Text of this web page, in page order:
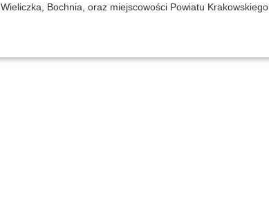
Wieliczka, Bochnia, oraz miejscowości Powiatu Krakowskiego